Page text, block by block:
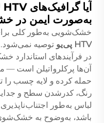
به‌صورت ایمن در
خشک‌شویی به‌طور کلی
HTV پی‌یو
توصیه نمی‌شود.
در فرآیندهای استاندارد
آن‌ها پرکلرواتیلن است —
حمله کرده و لایه چسب را
رنگ، کدرشدن سطح و جدایش
لباس به‌طور
باشد، به‌وضوح به خشک‌شوی